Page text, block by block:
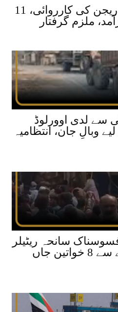
پی ایچ پی ساہیوال ریجن کی کارروائی، 11
ملزم گرفتار
سے لدی اوورلوڈ
وبالِ جان، انتظامیہ
سانحہ ریٹیلر
شاپ کی چھت گرنے سے 8 خواتین جاں